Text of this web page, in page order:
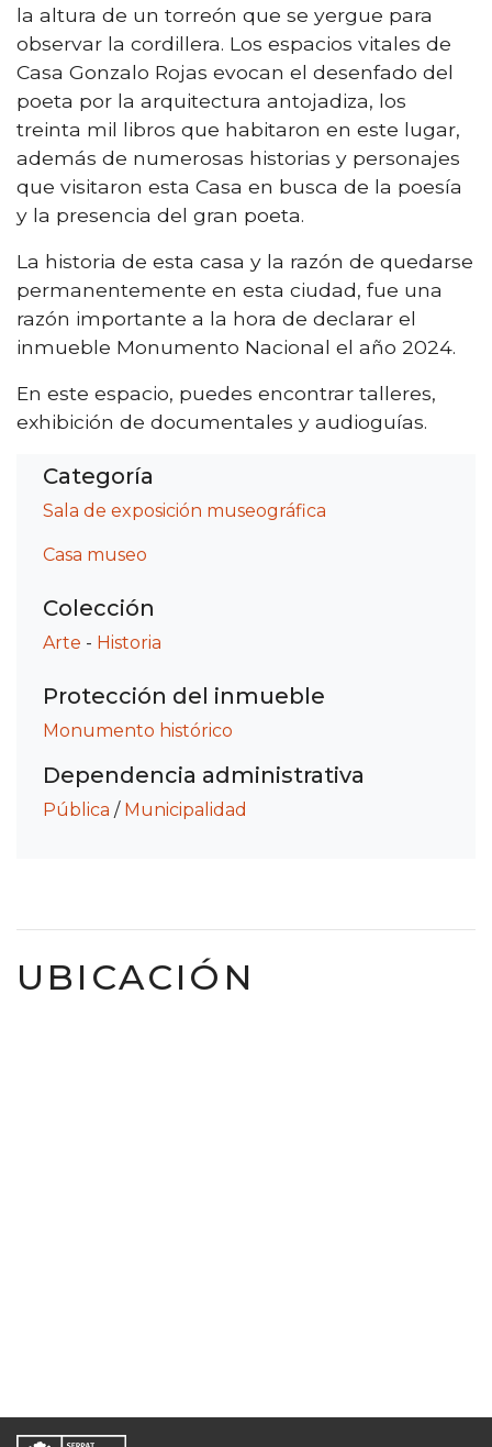
la altura de un torreón que se yergue para
observar la cordillera. Los espacios vitales de
Casa Gonzalo Rojas evocan el desenfado del
poeta por la arquitectura antojadiza, los
treinta mil libros que habitaron en este lugar,
además de numerosas historias y personajes
que visitaron esta Casa en busca de la poesía
y la presencia del gran poeta.
La historia de esta casa y la razón de quedarse
permanentemente en esta ciudad, fue una
razón importante a la hora de declarar el
inmueble Monumento Nacional el año 2024.
En este espacio, puedes encontrar talleres,
exhibición de documentales y audioguías.
Categoría
Sala de exposición museográfica
Casa museo
Colección
Arte - Historia
Protección del inmueble
Monumento histórico
Dependencia administrativa
Pública / Municipalidad
UBICACIÓN